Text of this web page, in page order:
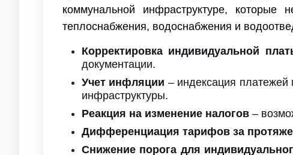
коммунальной инфраструктуре,
теплоснабжения, водоснабжения и
Корректировка индивидуальной
документации.
Учет инфляции – индексация
инфраструктуры.
Реакция на изменение налогов –
Дифференциация тарифов за
Снижение порога для